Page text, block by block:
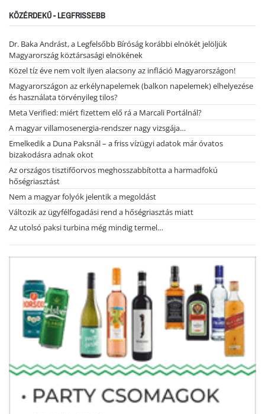
KÖZÉRDEKŰ - LEGFRISSEBB
Dr. Baka Andrást, a Legfelsőbb Bíróság korábbi elnökét jelöljük
Magyarország köztársasági elnökének
Közel tíz éve nem volt ilyen alacsony az infláció Magyarországon!
Magyarországon az erkélynapelemek (balkon napelemek) elhelyezése
és használata törvényileg tilos?
Meta Verified: miért fizettem elő rá a Marcali Portálnál?
A magyar villamosenergia-rendszer nagy vizsgája…
Emelkedik a Duna Paksnál – a friss vízügyi adatok már óvatos
bizakodásra adnak okot
Az országos tisztifőorvos meghosszabbította a harmadfokú
hőségriasztást
Nem a magyar folyók jelentik a megoldást
Változik az ügyfélfogadási rend a hőségriasztás miatt
Az utolsó paksi turbina még mindig termel…